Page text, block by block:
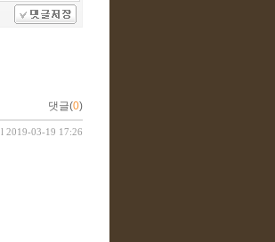
댓글(0)
l 2019-03-19 17:26